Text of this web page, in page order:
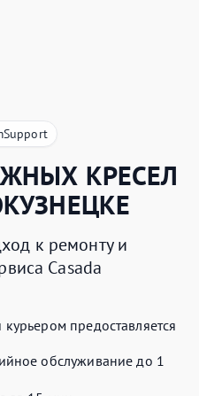
КРЕСЕЛ
к ремонту и
Casada
предоставляется
обслуживание до 1